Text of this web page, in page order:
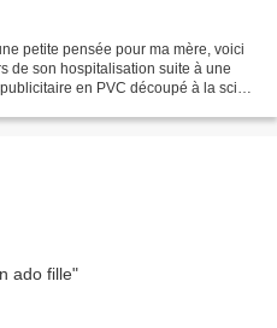
petite pensée pour ma mère, voici
de son hospitalisation suite à une
en PVC découpé à la scie à